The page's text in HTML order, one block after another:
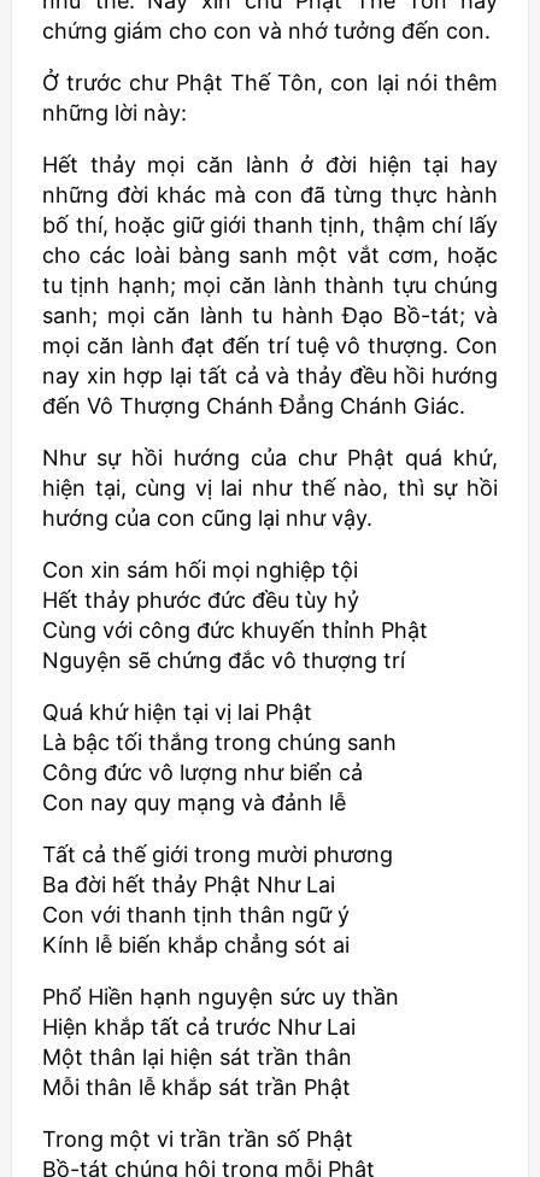
chứng giám cho con và nhớ tưởng đến con.
Ở trước chư Phật Thế Tôn, con lại nói thêm
những lời này:
Hết thảy mọi căn lành ở đời hiện tại hay
những đời khác mà con đã từng thực hành
bố thí, hoặc giữ giới thanh tịnh, thậm chí lấy
cho các loài bàng sanh một vắt cơm, hoặc
tu tịnh hạnh; mọi căn lành thành tựu chúng
sanh; mọi căn lành tu hành Đạo Bồ-tát; và
mọi căn lành đạt đến trí tuệ vô thượng. Con
nay xin hợp lại tất cả và thảy đều hồi hướng
đến Vô Thượng Chánh Đẳng Chánh Giác.
Như sự hồi hướng của chư Phật quá khứ,
hiện tại, cùng vị lai như thế nào, thì sự hồi
hướng của con cũng lại như vậy.
Con xin sám hối mọi nghiệp tội
Hết thảy phước đức đều tùy hỷ
Cùng với công đức khuyến thỉnh Phật
Nguyện sẽ chứng đắc vô thượng trí
Quá khứ hiện tại vị lai Phật
Là bậc tối thắng trong chúng sanh
Công đức vô lượng như biển cả
Con nay quy mạng và đảnh lễ
Tất cả thế giới trong mười phương
Ba đời hết thảy Phật Như Lai
Con với thanh tịnh thân ngữ ý
Kính lễ biến khắp chẳng sót ai
Phổ Hiền hạnh nguyện sức uy thần
Hiện khắp tất cả trước Như Lai
Một thân lại hiện sát trần thân
Mỗi thân lễ khắp sát trần Phật
Trong một vi trần trần số Phật
Bồ-tát chúng hội trong mỗi Phật